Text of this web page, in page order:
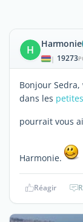
H Harmonie
| 19273
Bonjour
dans les
pourrait vous
Harmonie.
Réagir